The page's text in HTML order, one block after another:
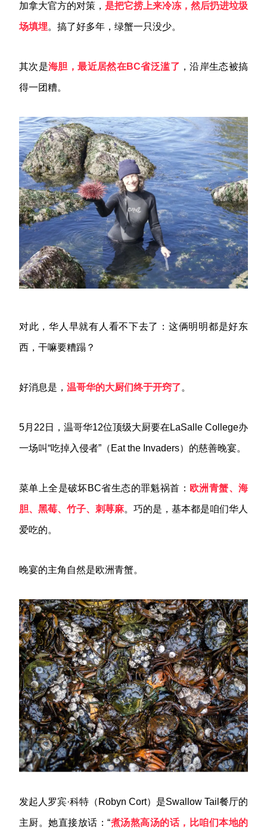
加拿大官方的对策， 是把它捞上来冷冻，然后扔进垃圾
场填埋。搞了好多年，绿蟹一只没少。
其次是海胆，最近居然在BC省泛滥了 ，沿岸生态被搞
得一团糟。
对此，华人早就有人看不下去了：这俩明明都是好东
西，干嘛要糟蹋？
好消息是， 温哥华的大厨们终于开窍了。
5月22日，温哥华12位顶级大厨要在LaSalle College办
一场叫“吃掉入侵者”（Eat the Invaders）的慈善晚宴。
菜单上全是破坏BC省生态的罪魁祸首： 欧洲青蟹、海
胆、黑莓、竹子、刺荨麻。巧的是，基本都是咱们华人
爱吃的。
晚宴的主角自然是欧洲青蟹。
发起人罗宾·科特（Robyn Cort）是Swallow Tail餐厅的
主厨。她直接放话：“煮汤熬高汤的话，比咱们本地的